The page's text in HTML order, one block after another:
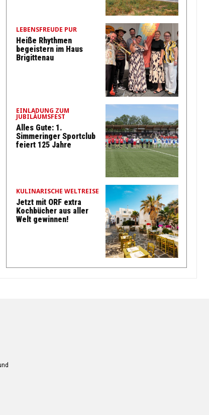
LEBENSFREUDE PUR
Heiße Rhythmen
begeistern im Haus
Brigittenau
EINLADUNG ZUM
JUBILÄUMSFEST
Alles Gute: 1.
Simmeringer Sportclub
feiert 125 Jahre
KULINARISCHE WELTREISE
Jetzt mit ORF extra
Kochbücher aus aller
Welt gewinnen!